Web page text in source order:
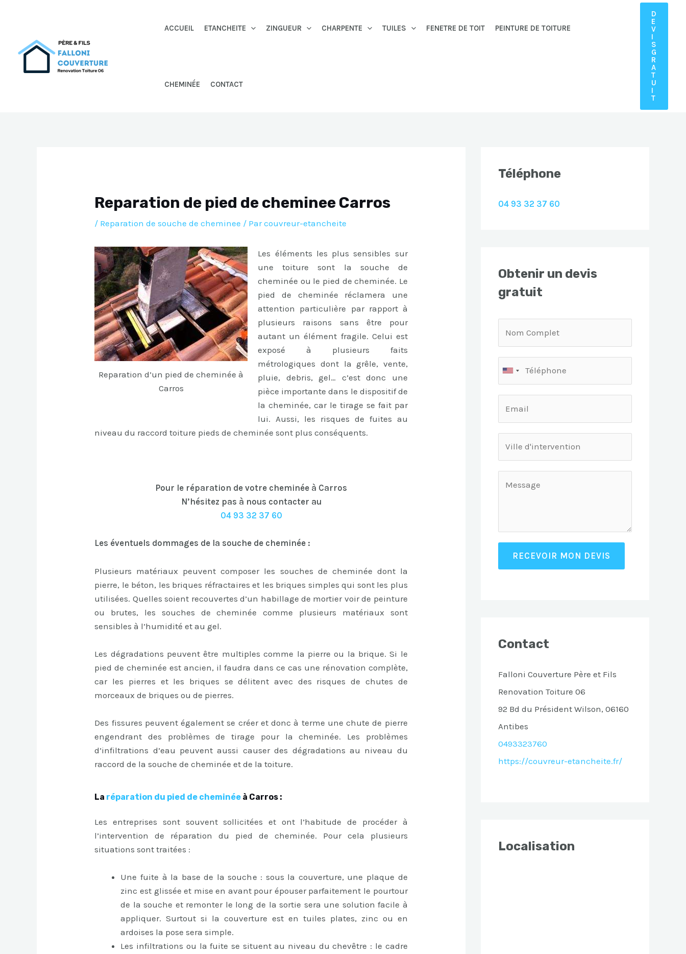
ACCUEIL ETANCHEITE ZINGUEUR CHARPENTE TUILES FENETRE DE TOIT PEINTURE DE TOITURE
CHEMINÉE CONTACT
D
E
V
I
S
G
R
A
T
U
I
T
Reparation de pied de cheminee Carros
/ Reparation de souche de cheminee / Parcouvreur-etancheite
Reparation d’un pied de cheminée à
Carros
Les éléments les plus sensibles sur
une toiture sont la souche de
cheminée ou le pied de cheminée. Le
pied de cheminée réclamera une
attention particulière par rapport à
plusieurs raisons sans être pour
autant un élément fragile. Celui est
exposé à plusieurs faits
métrologiques dont la grêle, vente,
pluie, debris, gel… c’est donc une
pièce importante dans le dispositif de
la cheminée, car le tirage se fait par
lui. Aussi, les risques de fuites au
niveau du raccord toiture pieds de cheminée sont plus conséquents.
Pour le réparation de votre cheminée à Carros
N’hésitez pas à nous contacter au
04 93 32 37 60
Les éventuels dommages de la souche de cheminée :
Plusieurs matériaux peuvent composer les souches de cheminée dont la
pierre, le béton, les briques réfractaires et les briques simples qui sont les plus
utilisées. Quelles soient recouvertes d’un habillage de mortier voir de peinture
ou brutes, les souches de cheminée comme plusieurs matériaux sont
sensibles à l’humidité et au gel.
Les dégradations peuvent être multiples comme la pierre ou la brique. Si le
pied de cheminée est ancien, il faudra dans ce cas une rénovation complète,
car les pierres et les briques se délitent avec des risques de chutes de
morceaux de briques ou de pierres.
Des fissures peuvent également se créer et donc à terme une chute de pierre
engendrant des problèmes de tirage pour la cheminée. Les problèmes
d’infiltrations d’eau peuvent aussi causer des dégradations au niveau du
raccord de la souche de cheminée et de la toiture.
La réparation du pied de cheminée à Carros :
Les entreprises sont souvent sollicitées et ont l’habitude de procéder à
l’intervention de réparation du pied de cheminée. Pour cela plusieurs
situations sont traitées :
Une fuite à la base de la souche : sous la couverture, une plaque de
zinc est glissée et mise en avant pour épouser parfaitement le pourtour
de la souche et remonter le long de la sortie sera une solution facile à
appliquer. Surtout si la couverture est en tuiles plates, zinc ou en
ardoises la pose sera simple.
Les infiltrations ou la fuite se situent au niveau du chevêtre : le cadre
Téléphone
04 93 32 37 60
Obtenir un devis
gratuit
RECEVOIR MON DEVIS
Contact
Falloni Couverture Père et Fils
Renovation Toiture 06
92 Bd du Président Wilson, 06160
Antibes
0493323760
https://couvreur-etancheite.fr/
Localisation